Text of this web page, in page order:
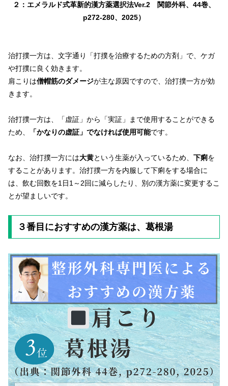
２：エメラルド式革新的漢方薬選択法Ver.2 関節外科、44巻、
p272-280、2025）
治打撲一方は、文字通り「打撲を治療するための方剤」で、ケガ
や打撲に良く効きます。
肩こりは僧帽筋のダメージが主な原因ですので、治打撲一方が効
きます。
治打撲一方は、「虚証」から「実証」まで使用することができる
ため、
「かなりの虚証」でなければ使用可能です。
なお、治打撲一方には大黄という生薬が入っているため、 下痢を
することがあります。治打撲一方を内服して下痢をする場合に
は、飲む回数を1日1～2回に減らしたり、別の漢方薬に変更するこ
とが望ましいです。
３番目におすすめの漢方薬は、葛根湯